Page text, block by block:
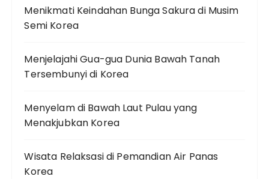
Menikmati Keindahan Bunga Sakura di Musim
Semi Korea
Menjelajahi Gua-gua Dunia Bawah Tanah
Tersembunyi di Korea
Menyelam di Bawah Laut Pulau yang
Menakjubkan Korea
Wisata Relaksasi di Pemandian Air Panas
Korea